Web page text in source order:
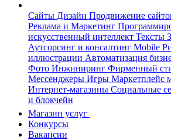
Сайты Дизайн Продвижение
Реклама и Маркетинг
искусственный интеллект Тексты
Аутсорсинг и консалтинг Mobile
иллюстрации Автоматизация
Фото Инжиниринг Фирменный
Мессенджеры Игры Маркетплейс
Интернет-магазины Социальные
и блокчейн
Магазин услуг
Конкурсы
Вакансии